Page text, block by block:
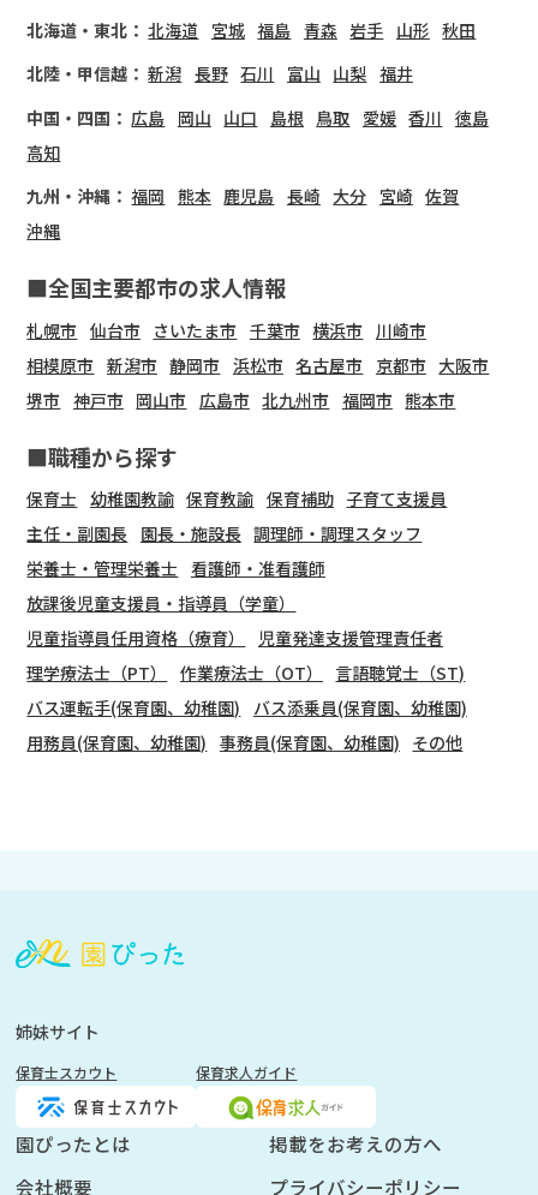
北海道・東北： 北海道 宮城 福島 青森 岩手 山形 秋田
北陸・甲信越： 新潟 長野 石川 富山 山梨 福井
中国・四国： 広島 岡山 山口 島根 鳥取 愛媛 香川 徳島
高知
九州・沖縄： 福岡 熊本 鹿児島 長崎 大分 宮崎 佐賀
沖縄
■全国主要都市の求人情報
札幌市 仙台市 さいたま市 千葉市 横浜市
川崎市
相模原市 新潟市 静岡市 浜松市 名古屋市 京都市 大阪市
堺市 神戸市 岡山市 広島市 北九州市 福岡市 熊本市
■職種から探す
保育士 幼稚園教諭 保育教諭 保育補助 子育て支援員
主任・副園長 園長・施設長 調理師・調理スタッフ
栄養士・管理栄養士 看護師・准看護師
放課後児童支援員・指導員（学童）
児童指導員任用資格（療育）
児童発達支援管理責任者
理学療法士（PT）
作業療法士（OT）
言語聴覚士（ST)
バス運転手(保育園、幼稚園)
バス添乗員(保育園、幼稚園)
用務員(保育園、幼稚園) 事務員(保育園、幼稚園) その他
登
く
姉妹サイト
保育士スカウト 保育求人ガイド
園ぴったとは
掲載をお考えの方へ
会社概要
プライバシーポリシー